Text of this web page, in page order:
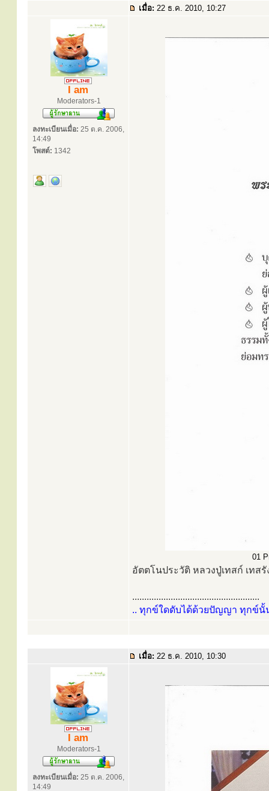
เมื่อ: 22 ธ.ค. 2010, 10:27
I am
Moderators-1
ลงทะเบียนเมื่อ: 25 ต.ค. 2006,
14:49
โพสต์: 1342
01
อัตตโนประวัติ หลวงปู่เทสก์ เทสรั
.....................................................
.. ทุกข์ใดดับได้ด้วยปัญญา ทุกข์นั้
เมื่อ: 22 ธ.ค. 2010, 10:30
I am
Moderators-1
ลงทะเบียนเมื่อ: 25 ต.ค. 2006,
14:49